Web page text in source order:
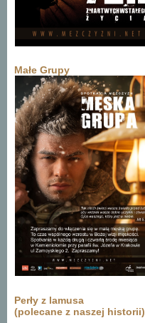
Małe Grupy
Perły z lamusa
(polecane z naszej historii)